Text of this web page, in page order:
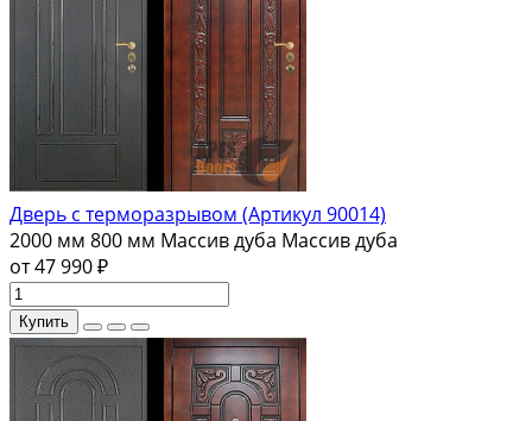
Дверь с терморазрывом (Артикул 90014)
2000 мм 800 мм Массив дуба Массив дуба
от 47 990 ₽
Купить